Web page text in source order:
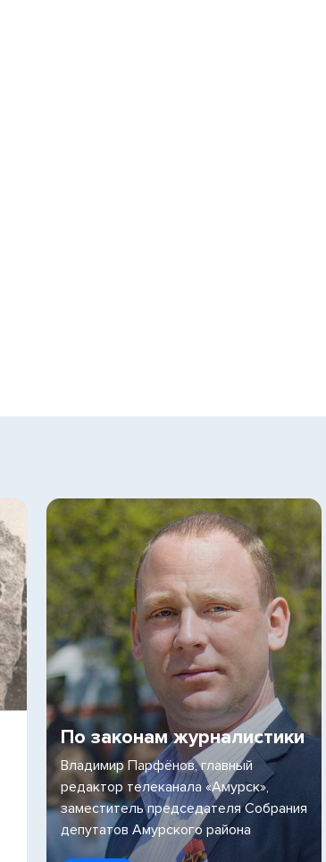
По законам журналистики
Владимир Парфёнов, главный
редактор телеканала «Амурск»,
заместитель председателя Собрания
депутатов Амурского района